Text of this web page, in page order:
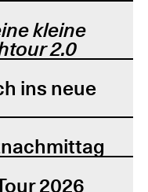
kleine
2.0
ins neue
2026